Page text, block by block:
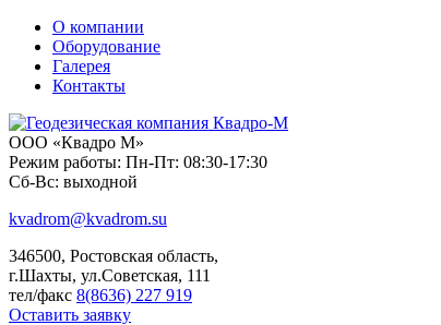
О компании
Оборудование
Галерея
Контакты
ООО «Квадро М»
Режим работы: Пн-Пт: 08:30-17:30
Сб-Вс: выходной
kvadrom@kvadrom.su
346500, Ростовская область,
г.Шахты, ул.Советская, 111
тел/факс 8(8636) 227 919
Оставить заявку